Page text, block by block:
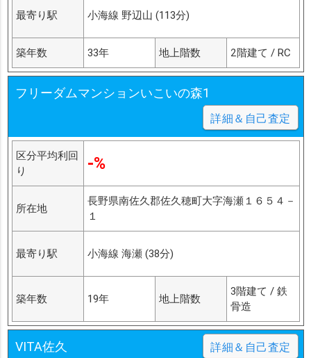
最寄り駅 小海線 野辺山 (113分)
築年数 33年 地上階数 2階建て / RC
フリーダムマンションいこいの森1
詳細＆自己査定
区分平均利回
り
-%
所在地
長野県南佐久郡佐久穂町大字海瀬１６５４－
１
最寄り駅 小海線 海瀬 (38分)
築年数 19年 地上階数
3階建て / 鉄
骨造
VITA佐久 詳細＆自己査定